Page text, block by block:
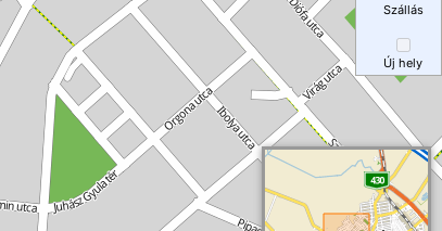
Szállás
Új hely